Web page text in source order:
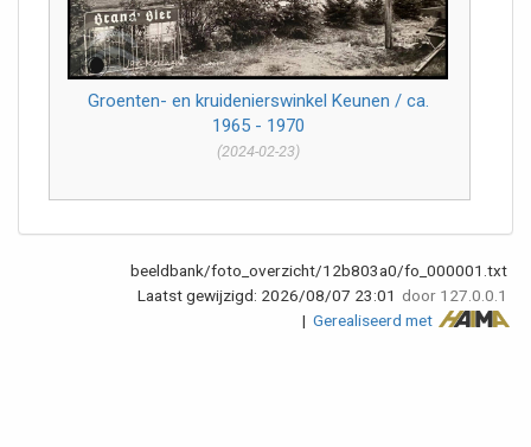
Groenten- en kruidenierswinkel Keunen / ca.
1965 - 1970
(2024-02-23)
beeldbank/foto_overzicht/12b803a0/fo_000001.txt
Laatst gewijzigd: 2026/08/07 23:01 door 127.0.0.1
| Gerealiseerd met